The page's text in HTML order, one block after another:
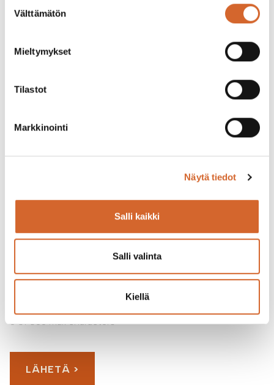
valinta
Välttämätön
Mieltymykset
Tilastot
Markkinointi
Näytä tiedot
Salli kaikki
Salli valinta
Kiellä
Sähköposti
Haluatko selvittää, miten Newera-kalkkituotteet soveltuvat
0 of 600 max characters